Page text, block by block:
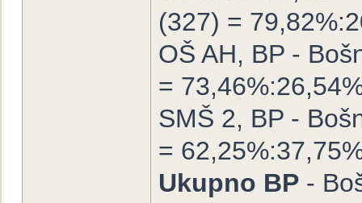
(327) =
OŠ AH, BP -
=
SMŠ 2, BP -
=
Ukupno BP -